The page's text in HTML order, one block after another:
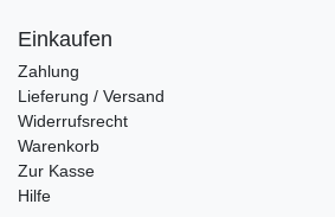
Einkaufen
Zahlung
Lieferung / Versand
Widerrufsrecht
Warenkorb
Zur Kasse
Hilfe